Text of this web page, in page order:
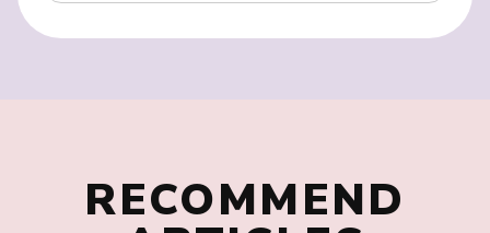
RECOMMEND